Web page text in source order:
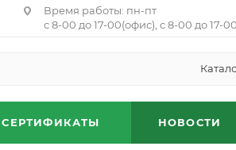
Время работы: пн-пт
с 8-00 до 17-00(офис), с 8-00 до 17-
СЕРТИФИКАТЫ НОВОСТИ